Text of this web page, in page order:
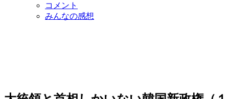
コメント
みんなの感想